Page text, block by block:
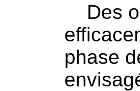
Des
phase